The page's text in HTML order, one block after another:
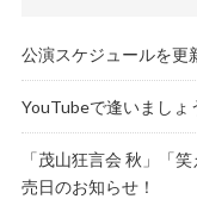
公演スケジュールを更
YouTubeで逢いましょ
「茂山狂言会 秋」「
売日のお知らせ！